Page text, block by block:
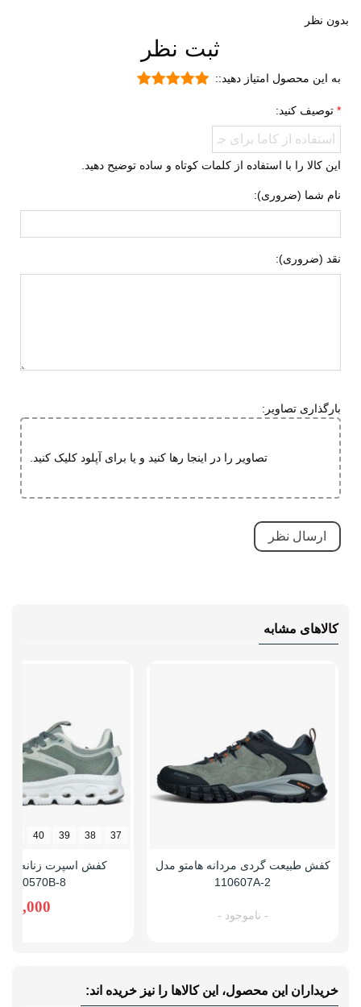
روزمره
تمرین
ویژگی کفی داخلی
کفش
طبی
قابلیت گردش هوا
جنس زیره
ای وی ای (EVA)
قابلیت ارتجاعی
سبک و راحت
وزن (یک لنگه)
بدون نظر
ثبت نظر
به این محصول امتیاز دهید::
توصیف کنید:
این کالا را با استفاده از کلمات کوتاه و ساده توضیح دهید.
نام شما (ضروری):
نقد (ضروری):
بارگذاری تصاویر:
تصاویر را در اینجا رها کنید و یا برای آپلود کلیک کنید.
کالاهای مشابه
کفش طبیعت گردی مردانه هامتو مدل
110607A-2
- ناموجود -
37
38
39
40
کفش اسپرت زنانه
360570B-8
خریداران این محصول، این کالاها را نیز خریده اند: